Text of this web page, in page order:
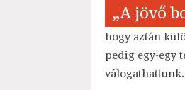
„A jövő
hogy aztán
pedig egy-egy
válogathattunk.